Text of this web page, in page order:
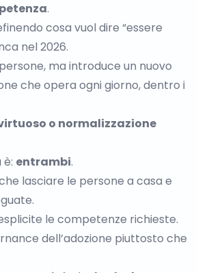
.
cosa vuol dire “essere
nel 2026.
ma introduce un nuovo
che opera ogni giorno, dentro i
o normalizzazione
entrambi.
lasciare le persone a casa e
le competenze richieste.
dell’adozione piuttosto che